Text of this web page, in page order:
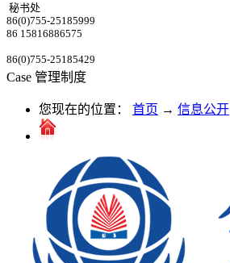
秘书处
86(0)755-25185999
86 15816886575
86(0)755-25185429
Case 管理制度
您现在的位置： 首页 → 信息公开